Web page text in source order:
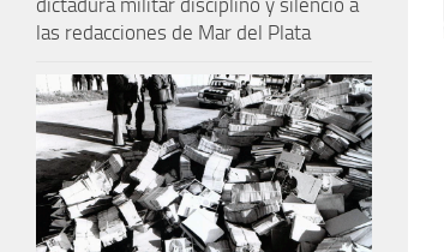
las redacciones de Mar del Plata